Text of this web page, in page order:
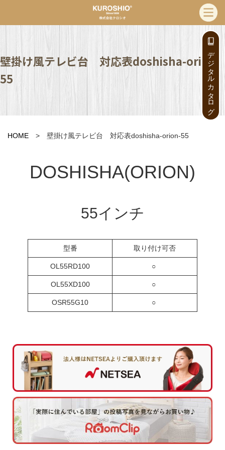
デジタルカタログ
壁掛け風テレビ台 対応表doshisha-orion-
55
HOME > 壁掛け風テレビ台 対応表doshisha-orion-55
DOSHISHA(ORION)
55インチ
型番 取り付け可否
OL55RD100 ○
OL55XD100 ○
OSR55G10 ○